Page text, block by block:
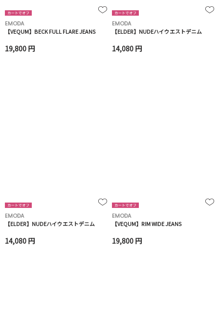
EMODA
【VEQUM】BECK FULL FLARE JEANS
19,800 円
EMODA
【ELDER】NUDEハイウエストデニム
14,080 円
EMODA
【ELDER】NUDEハイウエストデニム
14,080 円
EMODA
【VEQUM】RIM WIDE JEANS
19,800 円